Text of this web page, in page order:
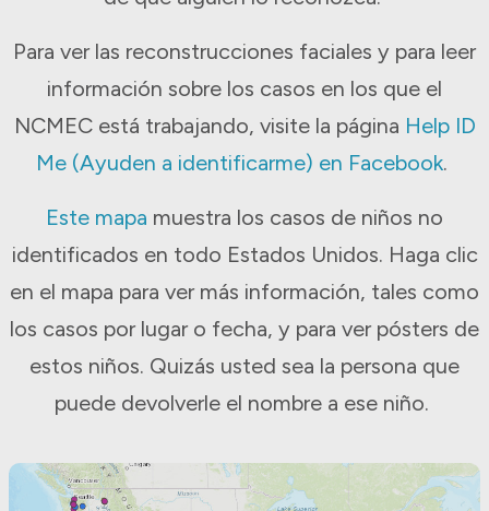
Para ver las reconstrucciones faciales y para leer
información sobre los casos en los que el
NCMEC está trabajando, visite la página Help ID
Me (Ayuden a identificarme) en Facebook.
Este mapa muestra los casos de niños no
identificados en todo Estados Unidos. Haga clic
en el mapa para ver más información, tales como
los casos por lugar o fecha, y para ver pósters de
estos niños. Quizás usted sea la persona que
puede devolverle el nombre a ese niño.